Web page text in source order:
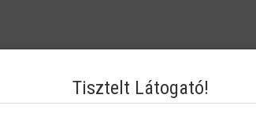
Tisztelt Látogató!